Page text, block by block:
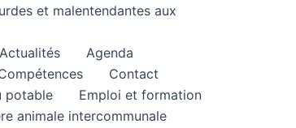
et malentendantes aux
Actualités
Agenda
Contact
potable
Emploi et formation
animale intercommunale